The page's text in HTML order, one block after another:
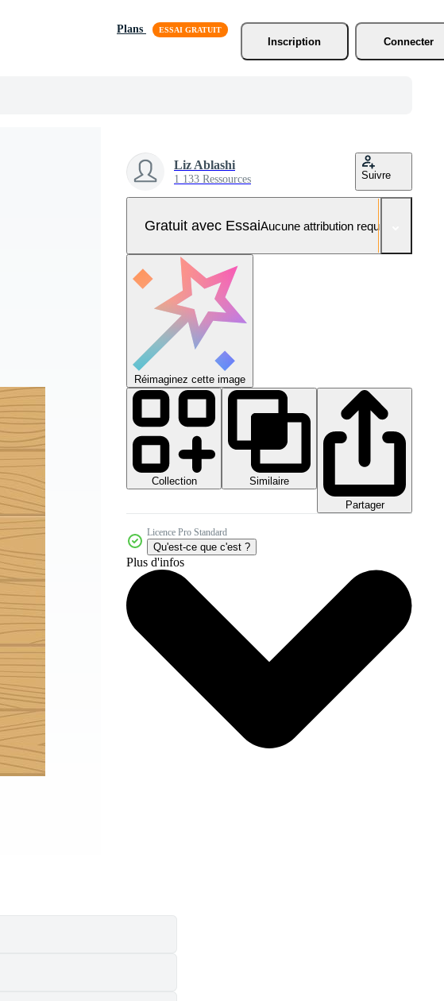
Plans
Inscription
Connecter
Liz Ablashi
1 133 Ressources Suivre
Gratuit avec EssaiAucune attribution requise
Réimaginez cette image
Collection
Similaire
Partager
Licence Pro Standard
Qu'est-ce que c'est ?
Plus d'infos